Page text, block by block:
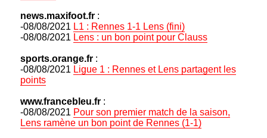
news.maxifoot.fr :
-08/08/2021 L1 : Rennes 1-1 Lens (fini)
-08/08/2021 Lens : un bon point pour Clauss
sports.orange.fr :
-08/08/2021 Ligue 1 : Rennes et Lens partagent les
points
www.francebleu.fr :
-08/08/2021 Pour son premier match de la saison,
Lens ramène un bon point de Rennes (1-1)